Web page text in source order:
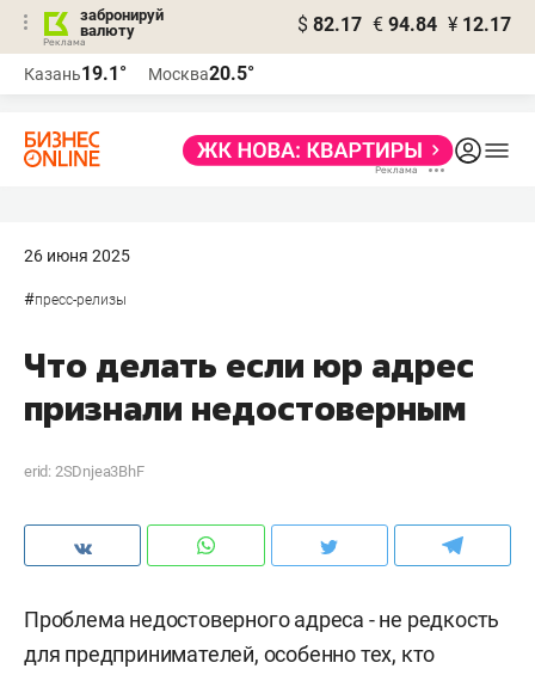
забронируй
валюту
$ 82.17 € 94.84 ¥ 12.17
Казань19.1° Москва20.5°
26 июня 2025
#пресс-релизы
Что делать если юр адрес
признали недостоверным
erid: 2SDnjea3BhF
Проблема недостоверного адреса - не редкость
для предпринимателей, особенно тех, кто